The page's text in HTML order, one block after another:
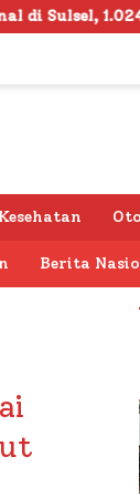
Terdaftar
Kesehatan
Berita